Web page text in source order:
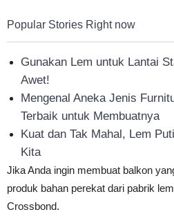
Popular Stories Right now
Gunakan Lem untuk Lantai
Awet!
Mengenal Aneka Jenis
Terbaik untuk Membuatnya
Kuat dan Tak Mahal, Lem
Kita
Jika Anda ingin membuat balkon
produk bahan perekat dari pabrik
Crossbond.